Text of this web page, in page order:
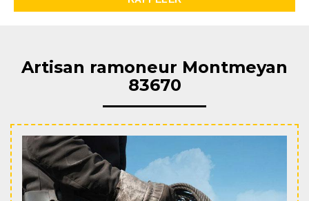
Artisan ramoneur Montmeyan
83670